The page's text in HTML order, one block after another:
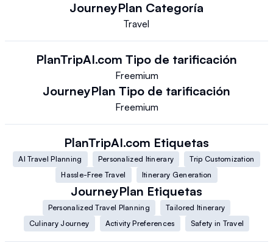
JourneyPlan Categoría
Travel
PlanTripAI.com Tipo de tarificación
Freemium
JourneyPlan Tipo de tarificación
Freemium
PlanTripAI.com Etiquetas
AI Travel Planning Personalized Itinerary
Trip Customization
Hassle-Free Travel
Itinerary Generation
JourneyPlan Etiquetas
Personalized Travel Planning
Tailored Itinerary
Culinary Journey
Activity Preferences Safety in Travel